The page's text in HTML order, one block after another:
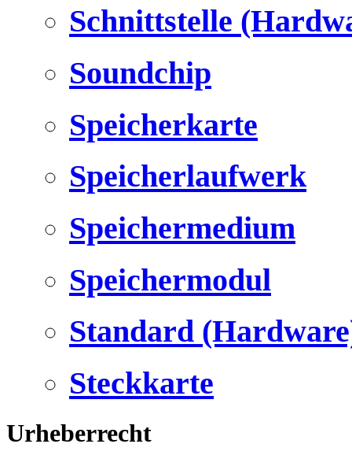
Schnittstelle
Soundchip
Speicherkarte
Speicherlaufwerk
Speichermedium
Speichermodul
Standard
Steckkarte
Urheberrecht